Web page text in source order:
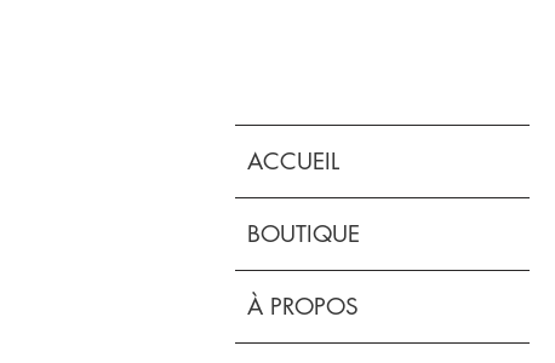
ACCUEIL
BOUTIQUE
À PROPOS